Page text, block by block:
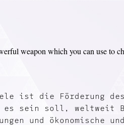
weapon which you can use to
ist die Förderung des
es sein soll, weltweit
und ökonomische